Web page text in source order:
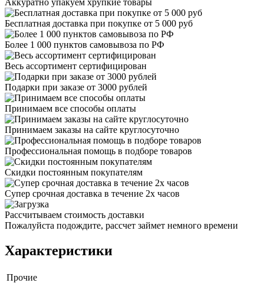
Аккуратно упакуем хрупкие товары
Бесплатная доставка при покупке от 5 000 руб
Более 1 000 пунктов самовывоза по РФ
Весь ассортимент сертифицирован
Подарки при заказе от 3000 рублей
Принимаем все способы оплаты
Принимаем заказы на сайте круглосуточно
Профессиональная помощь в подборе товаров
Скидки постоянным покупателям
Супер срочная доставка в течение 2х часов
Рассчитываем стоимость доставки
Пожалуйста подождите, рассчет займет немного времени
Характеристики
Прочие